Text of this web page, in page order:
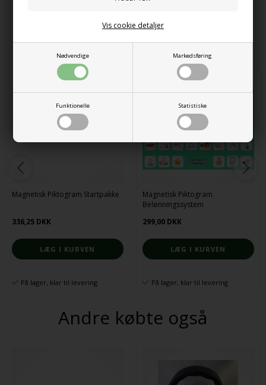
Nødvendige Markedsføring
Funktionelle Statistiske
Vis cookie detaljer
Alternative produkter
Magnetisk Piktogram Startpakke
336,25 DKK
På lager, klar til levering
Magnetisk Piktogram
Belønningssystem
299,00 DKK
På lager, klar til levering
Andre købte også